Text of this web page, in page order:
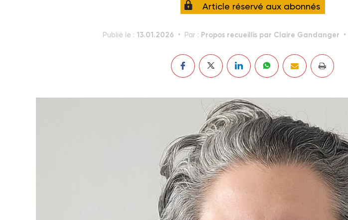
Article réservé aux abonnés
Publié le : 13.01.2026 Par : Propos recueillis par Claire Gandanger